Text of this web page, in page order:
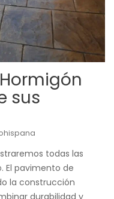
sus
todas las
El pavimento de
la construcción
durabilidad y